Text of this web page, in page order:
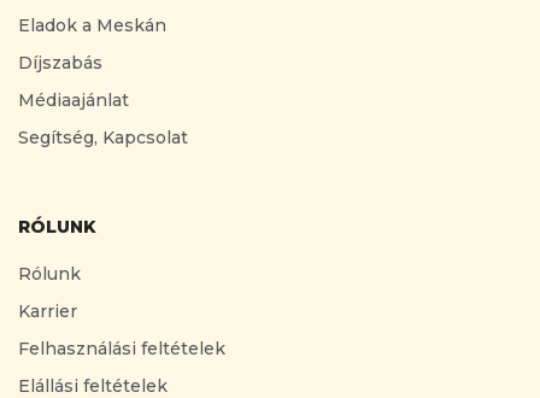
Eladok a Meskán
Díjszabás
Médiaajánlat
Segítség, Kapcsolat
RÓLUNK
Rólunk
Karrier
Felhasználási feltételek
Elállási feltételek